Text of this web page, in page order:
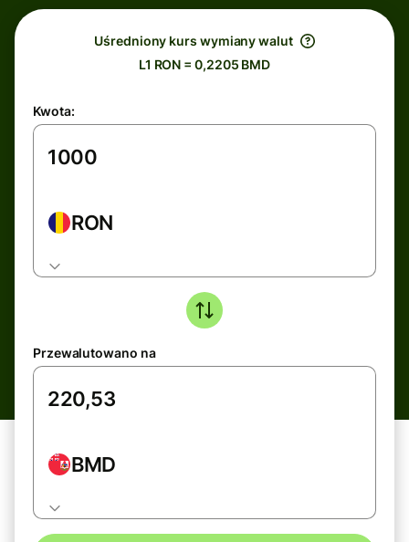
Uśredniony kurs wymiany walut
L1 RON = 0,2205 BMD
Kwota:
RON
Przewalutowano na
BMD